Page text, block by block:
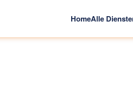
HomeAlle